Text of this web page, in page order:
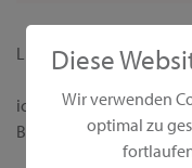
Diese
Wir verwenden
optimal zu
Liebe Interessentin,
ich begrüße dich ganz
Beraterseite!